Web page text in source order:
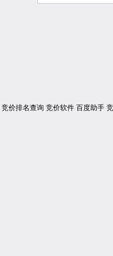
竞价排名查询 竞价软件 百度助手